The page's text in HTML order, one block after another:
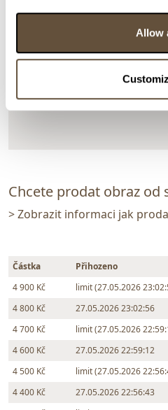
Allow
vzadu přípis
Dražba ukončena:
vydraženo za:
Chcete prodat obraz od
> Zobrazit informaci jak
Částka Přihozeno
4 900 Kč
limit (27.05.2026
4 800 Kč
27.05.2026 23:02:56
4 700 Kč
limit (27.05.2026
4 600 Kč
27.05.2026 22:59:12
4 500 Kč
limit (27.05.2026
4 400 Kč
27.05.2026 22:56:43